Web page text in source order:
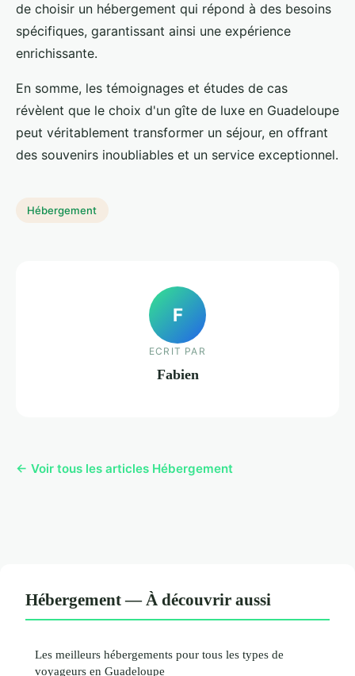
de choisir un hébergement qui répond à des besoins
spécifiques, garantissant ainsi une expérience
enrichissante.
En somme, les témoignages et études de cas
révèlent que le choix d'un gîte de luxe en Guadeloupe
peut véritablement transformer un séjour, en offrant
des souvenirs inoubliables et un service exceptionnel.
Hébergement
F
ECRIT PAR
Fabien
← Voir tous les articles Hébergement
Hébergement — À découvrir aussi
Les meilleurs hébergements pour tous les types de
voyageurs en Guadeloupe